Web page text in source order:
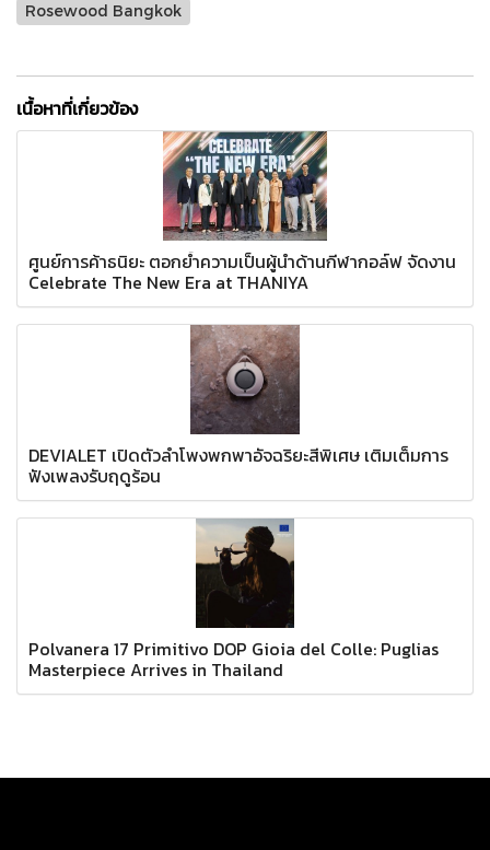
Rosewood Bangkok
เนื้อหาที่เกี่ยวข้อง
ศูนย์การค้าธนิยะ ตอกย้ำความเป็นผู้นำด้านกีฬากอล์ฟ จัดงาน
Celebrate The New Era at THANIYA
DEVIALET เปิดตัวลำโพงพกพาอัจฉริยะสีพิเศษ เติมเต็มการ
ฟังเพลงรับฤดูร้อน
Polvanera 17 Primitivo DOP Gioia del Colle: Puglias
Masterpiece Arrives in Thailand